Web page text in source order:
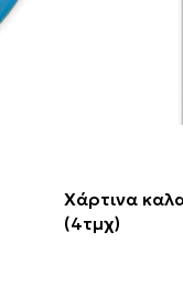
Χάρτινα
(4τμχ)